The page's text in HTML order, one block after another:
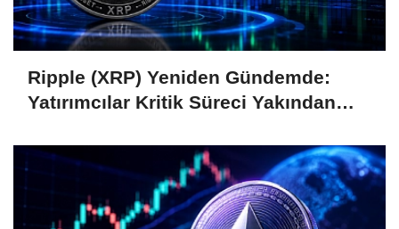
Ripple (XRP) Yeniden Gündemde:
Yatırımcılar Kritik Süreci Yakından